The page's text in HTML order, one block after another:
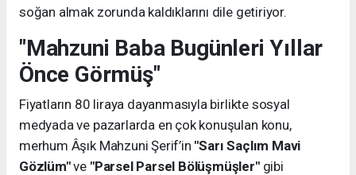
soğan almak zorunda kaldıklarını dile getiriyor.
"Mahzuni Baba Bugünleri Yıllar
Önce Görmüş"
Fiyatların 80 liraya dayanmasıyla birlikte sosyal
medyada ve pazarlarda en çok konuşulan konu,
merhum Âşık Mahzuni Şerif’in "Sarı Saçlım Mavi
Gözlüm"ve "Parsel Parsel Bölüşmüşler"gibi